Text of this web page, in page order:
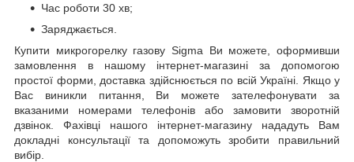
Час роботи 30 хв;
Заряджається.
Купити микрогорелку газову Sigma Ви можете, оформивши
замовлення в нашому інтернет-магазині за допомогою
простої форми, доставка здійснюється по всій Україні. Якщо у
Вас виникли питання, Ви можете зателефонувати за
вказаними номерами телефонів або замовити зворотній
дзвінок. Фахівці нашого інтернет-магазину нададуть Вам
докладні консультації та допоможуть зробити правильний
вибір.